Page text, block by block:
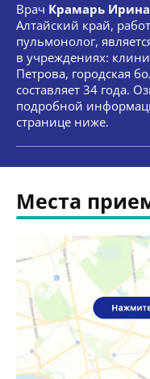
Врач Крамарь
Алтайский край,
пульмонолог,
в учреждениях:
Петрова, городская
составляет 34 года.
подробной
странице ниже.
Места